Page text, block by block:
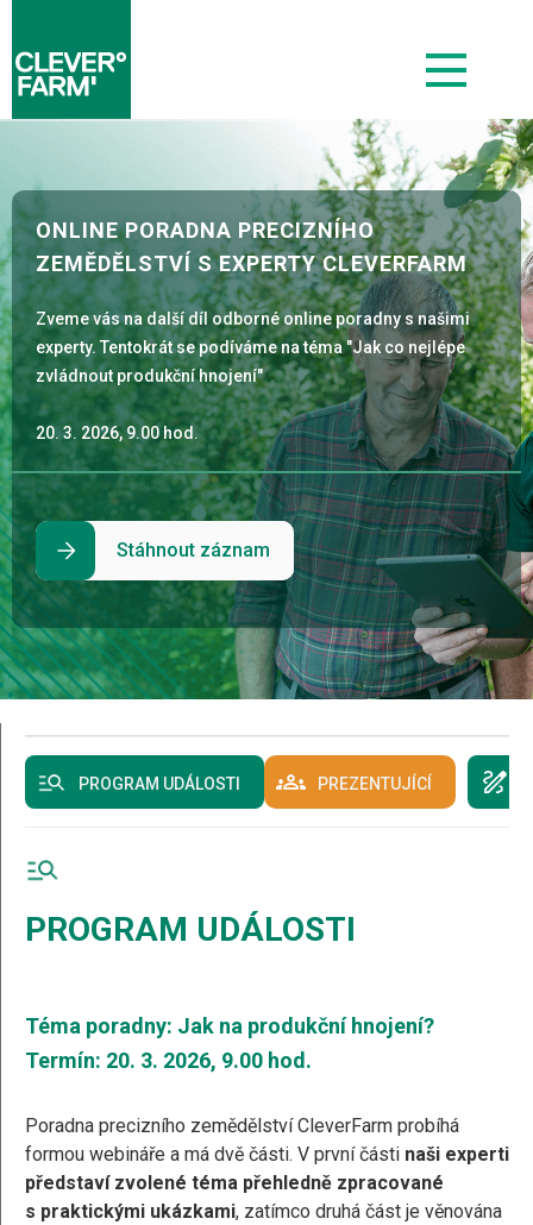
ONLINE PORADNA PRECIZNÍHO
ZEMĚDĚLSTVÍ S EXPERTY CLEVERFARM
Zveme vás na další díl odborné online poradny s našimi
experty. Tentokrát se podíváme na téma "Jak co nejlépe
zvládnout produkční hnojení"
20. 3. 2026, 9.00 hod.
Stáhnout záznam
PROGRAM UDÁLOSTI PREZENTUJÍCÍ
PROGRAM UDÁLOSTI
Téma poradny: Jak na produkční hnojení?
Termín: 20. 3. 2026, 9.00 hod.
Poradna precizního zemědělství CleverFarm probíhá
formou webináře a má dvě části. V první části naši experti
představí zvolené téma přehledně zpracované
s praktickými ukázkami, zatímco druhá část je věnována